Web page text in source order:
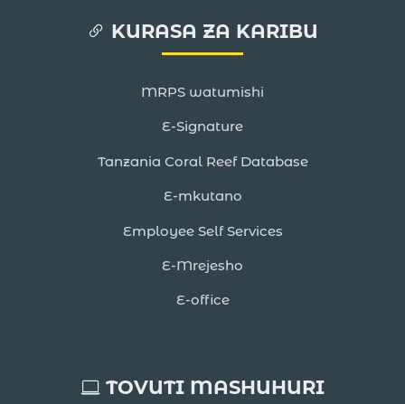
KURASA ZA KARIBU
MRPS watumishi
E-Signature
Tanzania Coral Reef Database
E-mkutano
Employee Self Services
E-Mrejesho
E-office
TOVUTI MASHUHURI